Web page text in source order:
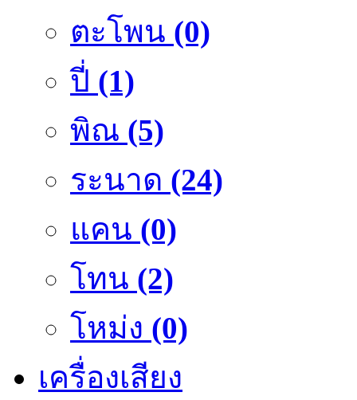
ตะโพน (0)
ปี่ (1)
พิณ (5)
ระนาด (24)
แคน (0)
โทน (2)
โหม่ง (0)
เครื่องเสียง